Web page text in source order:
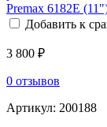
Premax 6182E
Добавить к
3 800 ₽
0 отзывов
Артикул: 200188